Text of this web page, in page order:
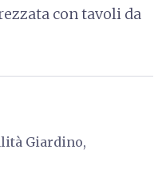
con tavoli da
Giardino,